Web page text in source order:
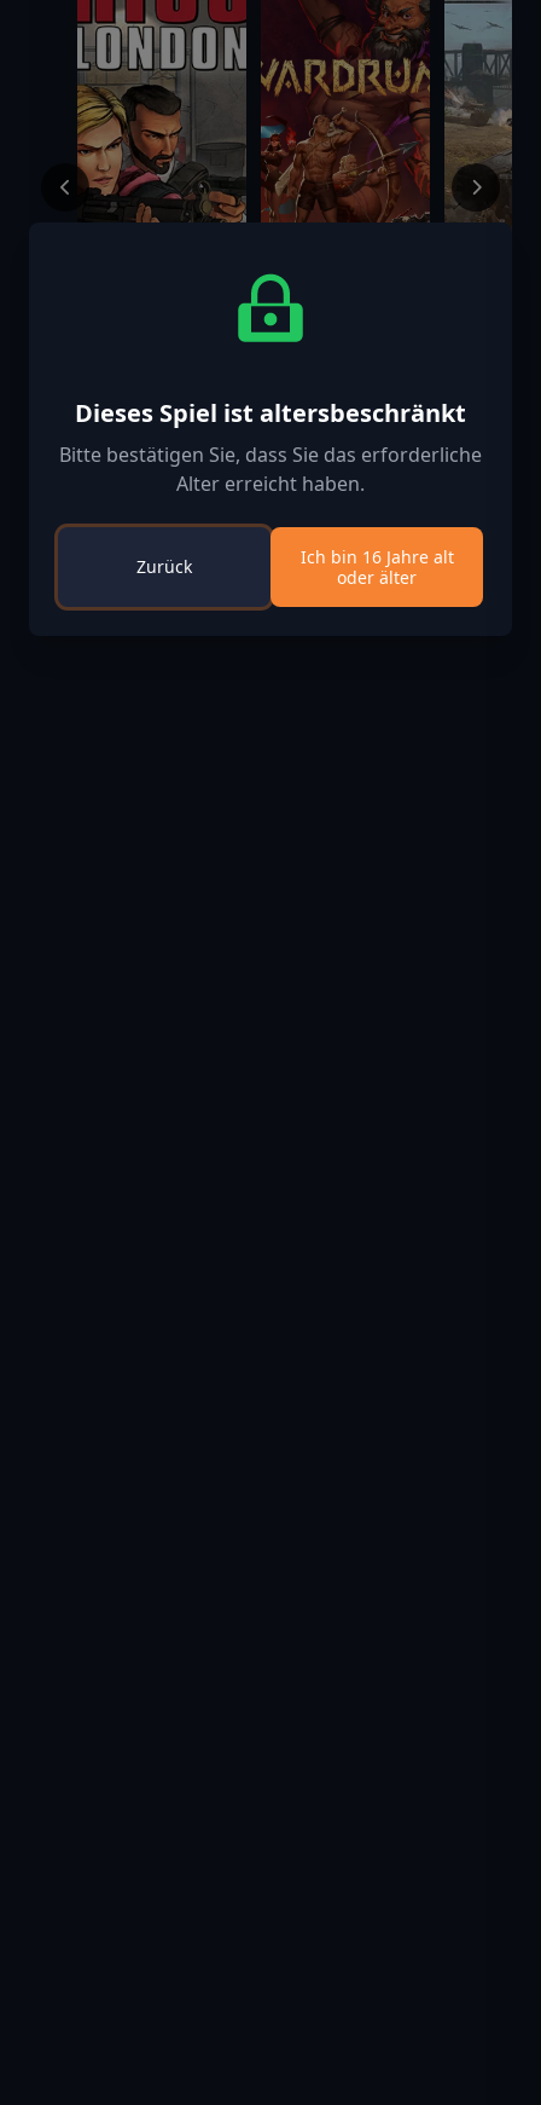
Wardrum
Dieses Spiel ist altersbeschränkt
Bitte bestätigen Sie, dass Sie das erforderliche
Alter erreicht haben.
Zurück
Ich bin 16 Jahre alt
oder älter